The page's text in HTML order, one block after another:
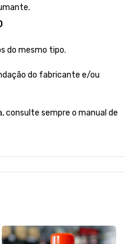
do mesmo tipo.
do fabricante e/ou
consulte sempre o manual de